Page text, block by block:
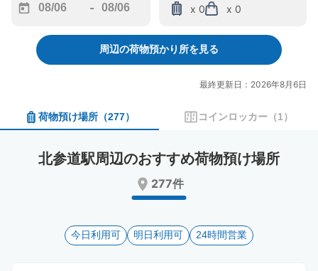
forward
interact
calendar
and
a
date.
-
backward
to
interact
and
a
date.
mark
key
x 0 x 0
周辺の荷物預かり所を見る
最終更新日：2026年8月6日
荷物預け場所 （277） コインロッカー （1）
北参道駅周辺のおすすめ荷物預け場所
277件
今日利用可 明日利用可 24時間営業